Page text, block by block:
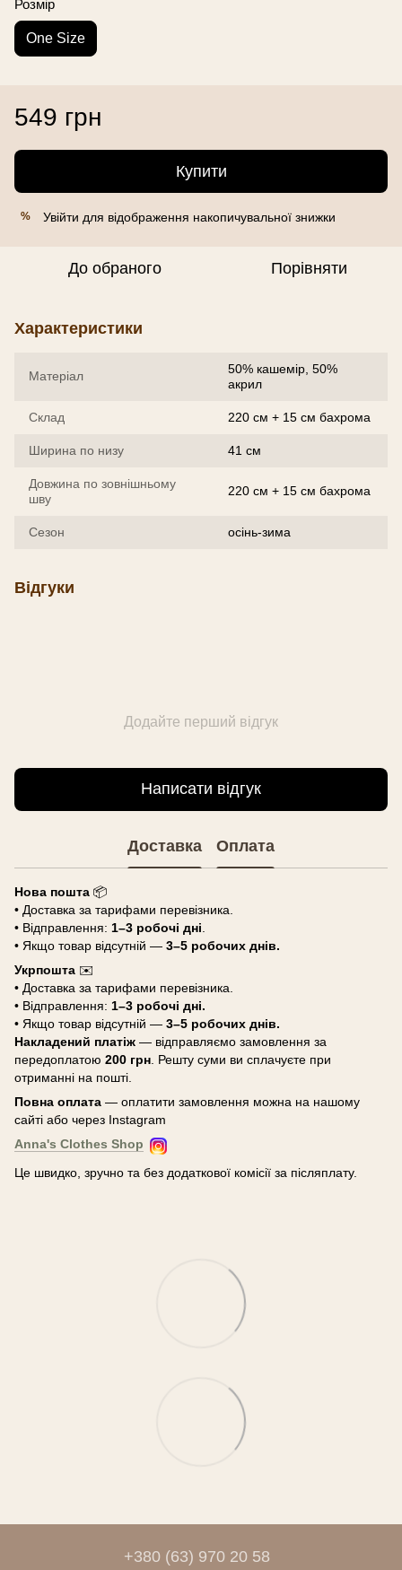
Розмір
One Size
549 грн
Купити
% Увійти для відображення накопичувальної знижки
До обраного Порівняти
Характеристики
Матеріал
50% кашемір, 50%
акрил
Склад 220 см + 15 см бахрома
Ширина по низу 41 см
Довжина по зовнішньому
шву
220 см + 15 см бахрома
Сезон осінь-зима
Відгуки
Додайте перший відгук
Написати відгук
Доставка Оплата
Нова пошта 📦
• Доставка за тарифами перевізника.
• Відправлення: 1–3 робочі дні
• Якщо товар відсутній — 3–5 робочих днів.
Укрпошта ✉️
• Доставка за тарифами перевізника.
• Відправлення: 1–3 робочі дні.
• Якщо товар відсутній — 3–5 робочих днів.
Накладений платіж — відправляємо замовлення за
передоплатою 200 грн . Решту суми ви сплачуєте при
отриманні на пошті.
Повна оплата — оплатити замовлення можна на нашому
сайті або через Instagram
Anna's Clothes Shop
Це швидко, зручно та без додаткової комісії за післяплату.
+380 (63) 970 20 58